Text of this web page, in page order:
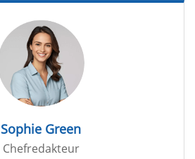
Sophie Green
Chefredakteur